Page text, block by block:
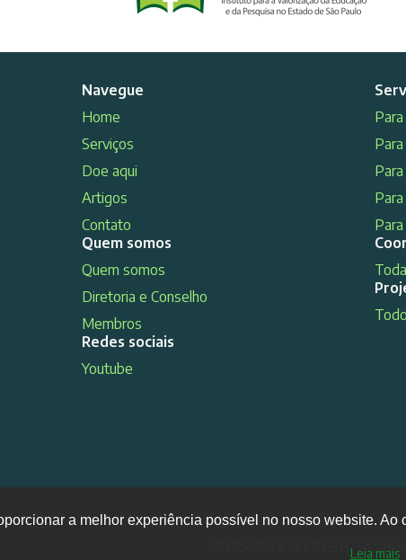
Navegue
Home
Serviços
Doe aqui
Artigos
Contato
Quem somos
Quem somos
Diretoria e Conselho
Membros
Redes sociais
Youtube
2012- 2026 IVEPESP. Todos
a melhor experiência possível no nosso website.
Leia mais